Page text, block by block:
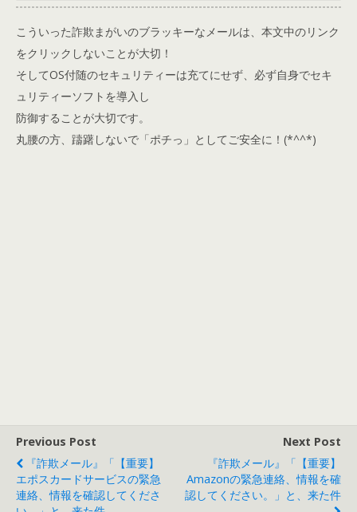
こういった詐欺まがいのブラッキーなメールは、本文中のリンク
をクリックしないことが大切！
そしてOS付随のセキュリティーは充てにせず、必ず自身でセキ
ュリティーソフトを導入し
防御することが大切です。
丸腰の方、躊躇しないで「ポチっ」としてご安全に！(*^^*)
Previous Post
『詐欺メール』「【重要】
エポスカードサービスの緊急
連絡、情報を確認してくださ
Next Post
『詐欺メール』「【重要】
Amazonの緊急連絡、情報を確
認してください。」と、来た件